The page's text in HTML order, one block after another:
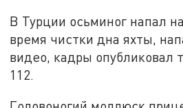
В Турции осьминог напал
время чистки дна яхты,
видео, кадры опубликовал
112.